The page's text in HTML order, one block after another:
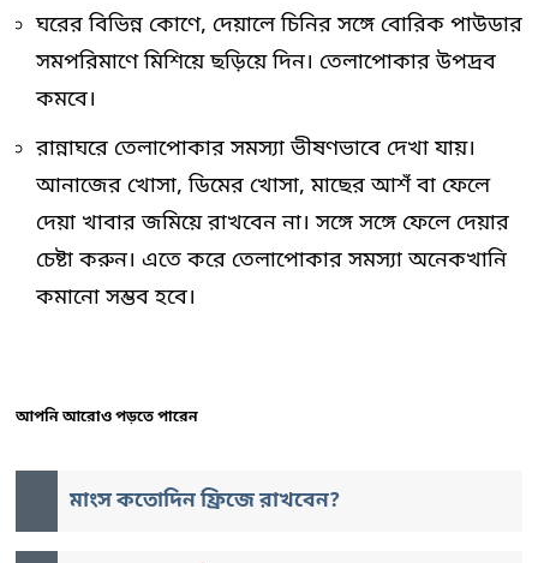
ঘরের বিভিন্ন কোণে, দেয়ালে চিনির সঙ্গে বোরিক পাউডার
সমপরিমাণে মিশিয়ে ছড়িয়ে দিন। তেলাপোকার উপদ্রব
কমবে।
রান্নাঘরে তেলাপোকার সমস্যা ভীষণভাবে দেখা যায়।
আনাজের খোসা, ডিমের খোসা, মাছের আশঁ বা ফেলে
দেয়া খাবার জমিয়ে রাখবেন না। সঙ্গে সঙ্গে ফেলে দেয়ার
চেষ্টা করুন। এতে করে তেলাপোকার সমস্যা অনেকখানি
কমানো সম্ভব হবে।
আপনি আরোও পড়তে পারেন
মাংস কতোদিন ফ্রিজে রাখবেন?